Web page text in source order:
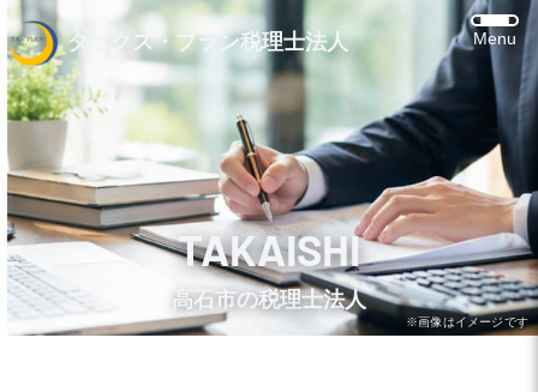
タックス・プラン税理士法人 Menu
TAKAISHI
高石市の税理士法人
※画像はイメージです